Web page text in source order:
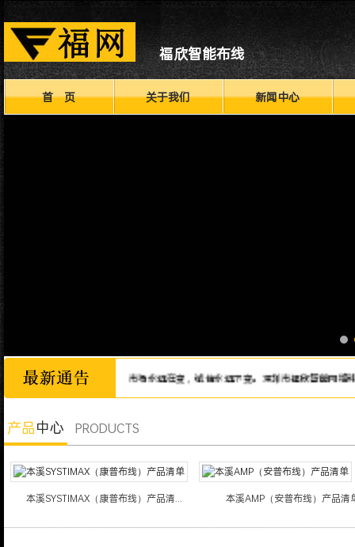
福欣智能布线
首 页 关于我们 新闻中心
诚信为本，市场永远在变，诚信永远不变。深圳市福欣智能网络科
产品中心 PRODUCTS
本溪SYSTIMAX（康普布线）产品清... 本溪AMP（安普布线）产品清